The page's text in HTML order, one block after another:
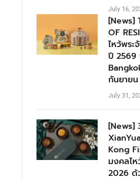
July 16,
[News]
OF
ไหว้พระ
ปี 2569
กันยาย
July 31,
[News]
Kong
มงคลไ
2026 ด้